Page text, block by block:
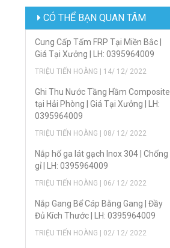
CÓ THỂ BẠN QUAN TÂM
Cung Cấp Tấm FRP Tại Miền Bắc |
Giá Tại Xưởng | LH: 0395964009
TRIỆU TIẾN HOÀNG | 14/ 12/ 2022
Ghi Thu Nước Tầng Hầm Composite
tại Hải Phòng | Giá Tại Xưởng | LH:
0395964009
TRIỆU TIẾN HOÀNG | 08/ 12/ 2022
Nắp hố ga lát gạch Inox 304 | Chống
gỉ | LH: 0395964009
TRIỆU TIẾN HOÀNG | 06/ 12/ 2022
Nắp Gang Bể Cáp Bằng Gang | Đầy
Đủ Kích Thước | LH: 0395964009
TRIỆU TIẾN HOÀNG | 02/ 12/ 2022